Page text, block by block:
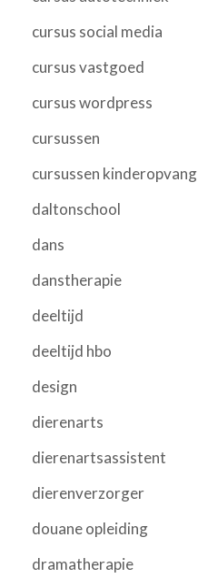
cursus social media
cursus vastgoed
cursus wordpress
cursussen
cursussen kinderopvang
daltonschool
dans
danstherapie
deeltijd
deeltijd hbo
design
dierenarts
dierenartsassistent
dierenverzorger
douane opleiding
dramatherapie